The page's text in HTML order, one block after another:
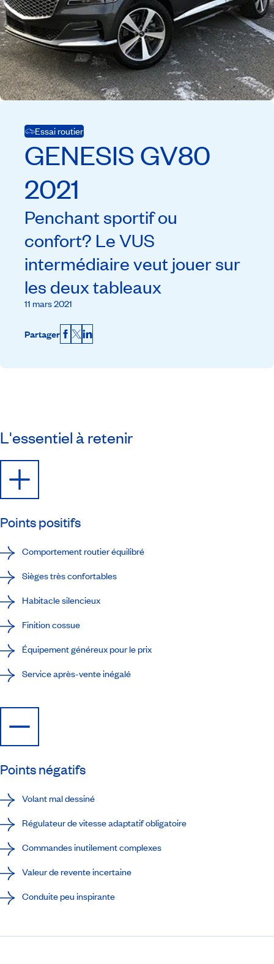
Essai routier
GENESISGV80
2021
Penchant sportif ou
confort? Le VUS
intermédiaire veut jouer sur
les deux tableaux
11 mars 2021
Partager Facebook
X LinkedIn
L'essentiel à retenir
Points positifs
Comportement routier équilibré
Sièges très confortables
Habitacle silencieux
Finition cossue
Équipement généreux pour le prix
Service après-vente inégalé
Points négatifs
Volant mal dessiné
Régulateur de vitesse adaptatif obligatoire
Commandes inutilement complexes
Valeur de revente incertaine
Conduite peu inspirante